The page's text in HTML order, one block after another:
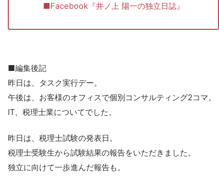
■Facebook『井ノ上 陽一の独立日誌』
■編集後記
昨日は、タスク実行デー。
午後は、お客様のオフィスで個別コンサルティング2コマ。
IT、税理士業についてでした。
昨日は、税理士試験の発表日。
税理士受験生から試験結果の報告をいただきました。
独立に向けて一歩進んだ報告も。